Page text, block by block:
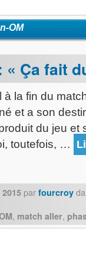
OM
« Ça fait
à la fin du
et a son
du jeu et
toutefois, …
par fourcroy
, match aller,